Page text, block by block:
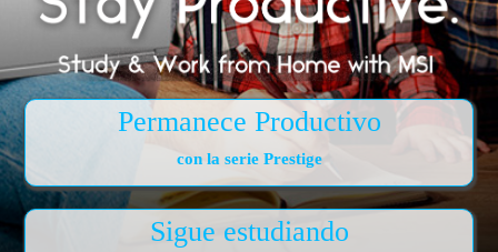
Permanece Productivo
con la serie Prestige
Sigue estudiando